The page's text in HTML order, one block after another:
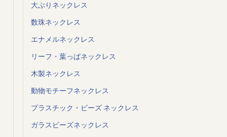
大ぶりネックレス
数珠ネックレス
エナメルネックレス
リーフ・葉っぱネックレス
木製ネックレス
動物モチーフネックレス
プラスチック・ビーズ ネックレス
ガラスビーズネックレス